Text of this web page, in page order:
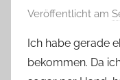
Veröffentlicht am
Ich habe gerade
bekommen. Da